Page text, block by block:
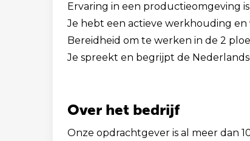
Ervaring in een productieomgeving
Je hebt een actieve werkhouding en
Bereidheid om te werken in de 2
Je spreekt en begrijpt de
Over het bedrijf
Onze opdrachtgever is al meer dan